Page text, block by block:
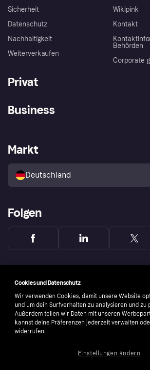
Sicherheit
Datenschutz
Nachhaltigkeit
Weiterverkaufen
Wikipink
Kontakt
Behörden
Corporate
Privat
Klarna App
Shops entdecken
Käuferschutzrichtlinie
Dein
Business
Händlerportal
Markt
Deutschland
Folgen
Cookies und Datenschutz
Wir verwenden Cookies, damit unsere Website
und um dein Surfverhalten zu analysieren und zu
Außerdem teilen wir Daten mit unseren
kannst deine Präferenzen jederzeit verwalten
widerrufen.
Einstellungen ändern